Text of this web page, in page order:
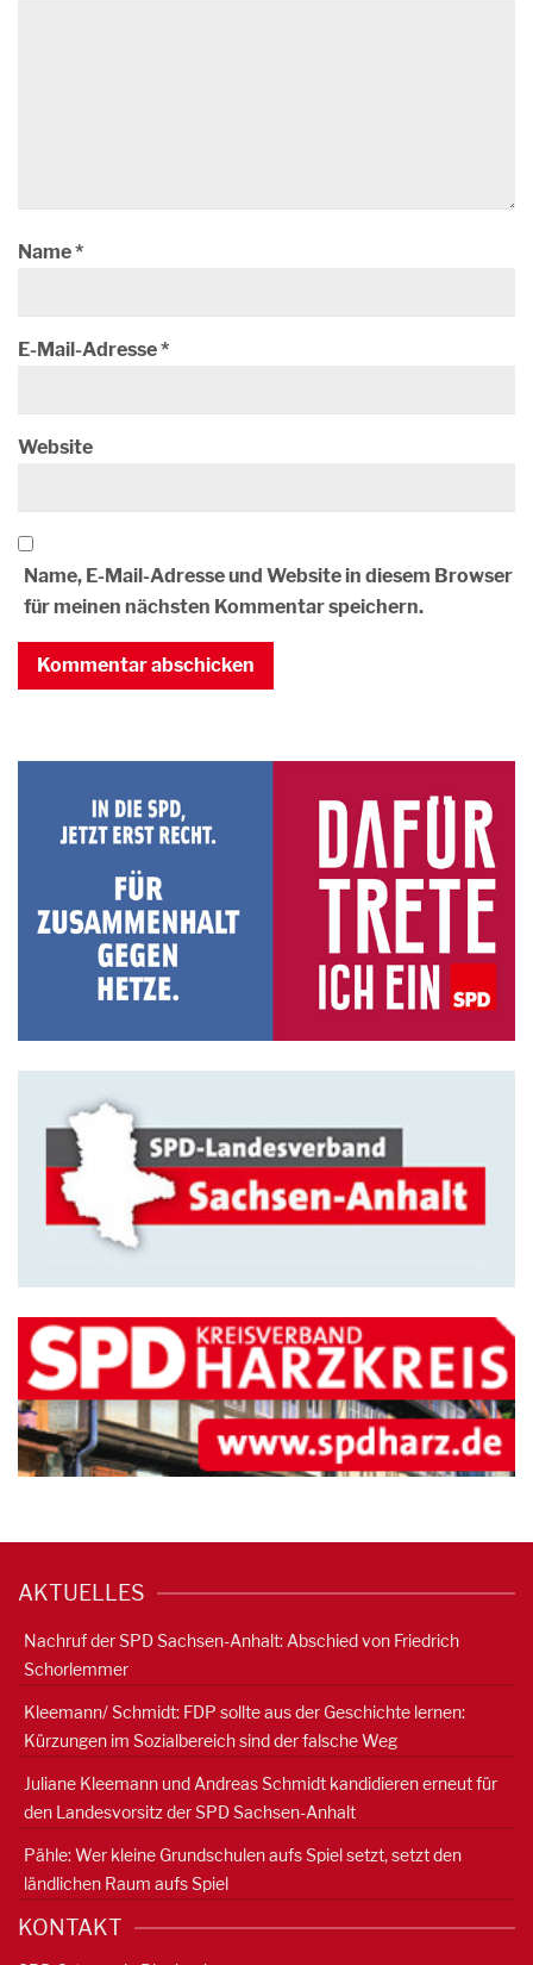
Name*
E-Mail-Adresse*
Website
Name, E-Mail-Adresse und Website in diesem Browser
für meinen nächsten Kommentar speichern.
AKTUELLES
Nachruf der SPD Sachsen-Anhalt: Abschied von Friedrich
Schorlemmer
Kleemann/ Schmidt: FDP sollte aus der Geschichte lernen:
Kürzungen im Sozialbereich sind der falsche Weg
Juliane Kleemann und Andreas Schmidt kandidieren erneut für
den Landesvorsitz der SPD Sachsen-Anhalt
Pähle: Wer kleine Grundschulen aufs Spiel setzt, setzt den
ländlichen Raum aufs Spiel
KONTAKT